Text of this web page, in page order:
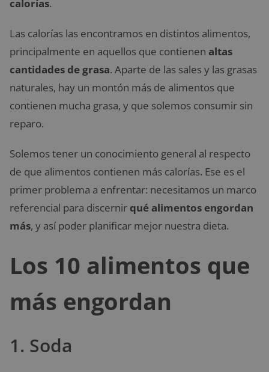
calorías.
Las calorías las encontramos en distintos alimentos,
principalmente en aquellos que contienen altas
cantidades de grasa. Aparte de las sales y las grasas
naturales, hay un montón más de alimentos que
contienen mucha grasa, y que solemos consumir sin
reparo.
Solemos tener un conocimiento general al respecto
de que alimentos contienen más calorías. Ese es el
primer problema a enfrentar: necesitamos un marco
referencial para discernir qué alimentos engordan
más, y así poder planificar mejor nuestra dieta.
Los 10 alimentos que
más engordan
1. Soda